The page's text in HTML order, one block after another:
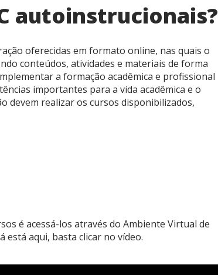
autoinstrucionais?
oferecidas em formato online, nas quais o
conteúdos, atividades e materiais de forma
a formação acadêmica e profissional
importantes para a vida acadêmica e o
devem realizar os cursos disponibilizados,
é acessá-los através do Ambiente Virtual de
aqui, basta clicar no vídeo.